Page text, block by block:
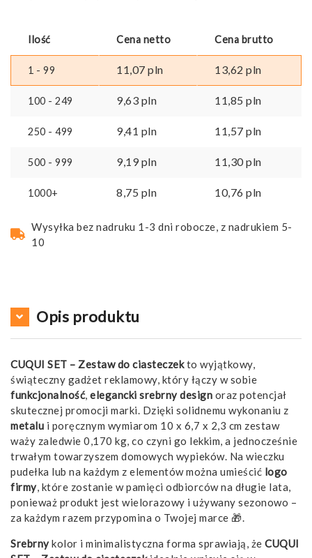
Ilość Cena netto Cena brutto
1 - 99 11,07 pln 13,62 pln
100 - 249 9,63 pln 11,85 pln
250 - 499 9,41 pln 11,57 pln
500 - 999 9,19pln 11,30pln
1000+ 8,75 pln 10,76 pln
Wysyłka bez nadruku 1-3 dni robocze, z nadrukiem 5-
10
Opis produktu
CUQUI SET – Zestaw do ciasteczekto wyjątkowy,
świąteczny gadżet reklamowy, który łączy w sobie
funkcjonalność, elegancki srebrny design oraz potencjał
skutecznej promocji marki. Dzięki solidnemu wykonaniu z
metalu i poręcznym wymiarom 10 x 6,7 x 2,3 cm zestaw
waży zaledwie 0,170 kg, co czyni go lekkim, a jednocześnie
trwałym towarzyszem domowych wypieków. Na wieczku
pudełka lub na każdym z elementów można umieścić logo
firmy, które zostanie w pamięci odbiorców na długie lata,
ponieważ produkt jest wielorazowy i używany sezonowo –
za każdym razem przypomina o Twojej marce 🎁.
Srebrnykolor i minimalistyczna forma sprawiają, że CUQUI